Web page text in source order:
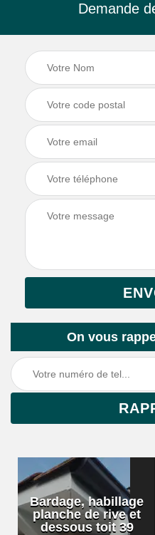
Demande
On vous
Bardage, habillage
planche de rive et
dessous toit 39